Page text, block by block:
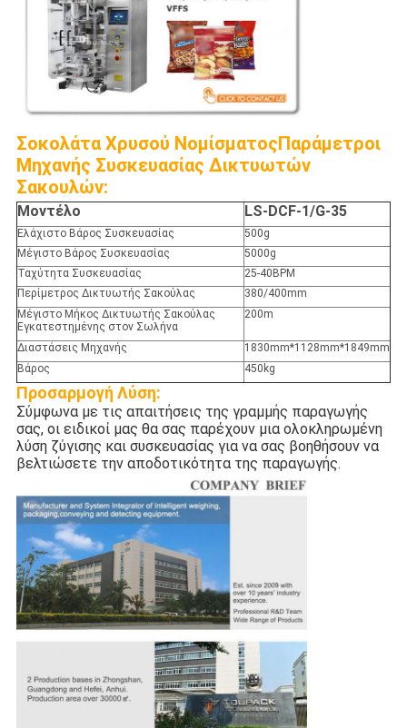
Σοκολάτα Χρυσού ΝομίσματοςΠαράμετροι
Μηχανής Συσκευασίας Δικτυωτών
Σακουλών:
Μοντέλο LS-DCF-1/G-35
Ελάχιστο Βάρος Συσκευασίας
500g
Μέγιστο Βάρος Συσκευασίας
5000g
Ταχύτητα Συσκευασίας
25-40BPM
Περίμετρος Δικτυωτής Σακούλας
380/400mm
Μέγιστο Μήκος Δικτυωτής Σακούλας
Εγκατεστημένης στον Σωλήνα
200m
Διαστάσεις Μηχανής
1830mm*1128mm*1849mm
Βάρος
450kg
Προσαρμογή Λύση:
Σύμφωνα με τις απαιτήσεις της γραμμής παραγωγής
σας, οι ειδικοί μας θα σας παρέχουν μια ολοκληρωμένη
λύση ζύγισης και συσκευασίας για να σας βοηθήσουν να
βελτιώσετε την αποδοτικότητα της παραγωγής.